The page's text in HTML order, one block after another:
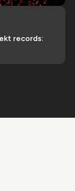
records: